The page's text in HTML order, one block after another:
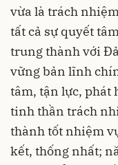
vừa là trách
tất cả sự quyết
trung thành với
vững bản lĩnh
tâm, tận lực, phát
tinh thần trách
thành tốt nhiệm
kết, thống nhất;